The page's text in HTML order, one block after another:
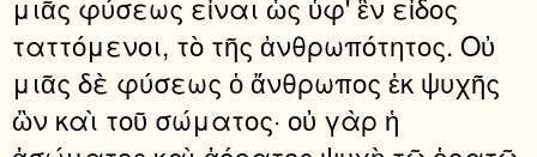
ταττόμενοι, τὸ τῆς ἀνθρωπότητος. Οὐ
μιᾶς δὲ φύσεως ὁ ἄνθρωπος ἐκ ψυχῆς
ὢν καὶ τοῦ σώματος· οὐ γὰρ ἡ